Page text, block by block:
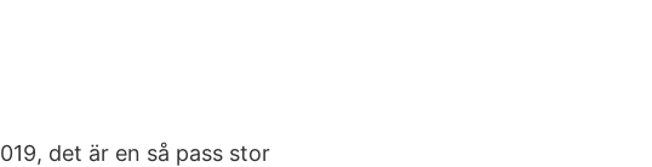
det är en så pass stor